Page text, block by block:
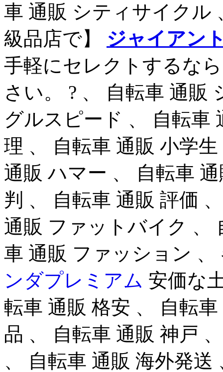
車 通販 シティサイクル
級品店で】 ジャイアン
手軽にセレクトするな
さい。 ? 、 自転車 通販
グルスピード 、 自転車
理 、 自転車 通販 小学
通販 ハマー 、 自転車
判 、 自転車 通販 評価
通販 ファットバイク 、
車 通販 ファッション
ンダプレミアム 安価な
転車 通販 格安 、 自転
品 、 自転車 通販 神戸
、 自転車 通販 海外発送